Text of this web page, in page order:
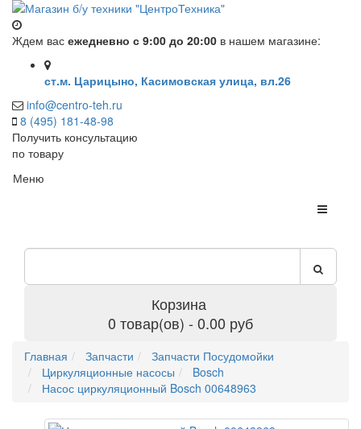
Ждем вас ежедневно с 9:00 до 20:00 в нашем магазине:
ст.м. Царицыно, Касимовская улица, вл.26
info@centro-teh.ru
8 (495) 181-48-98
Получить консультацию
по товару
Меню
Корзина
0 товар(ов) - 0.00 руб
Главная Запчасти
Запчасти Посудомойки
Циркуляционные насосы
Bosch
Насос циркуляционный Bosch 00648963